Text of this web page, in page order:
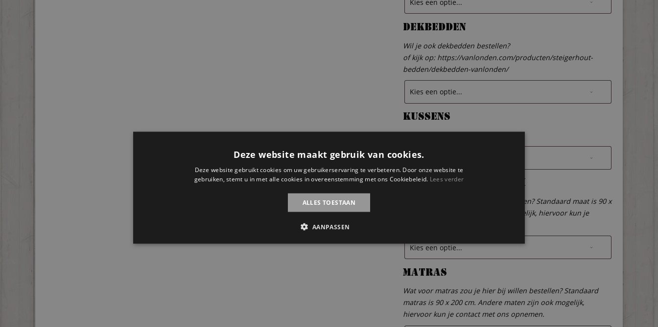
Dekbedden
Wil je ook dekbedden bestellen?
of kijk op: https://vanlonden.com/producten/steigerhout-
bedden/dekbedden-vanlonden/
Kussens
Wil je ook kussens bestellen?
Houten lattenbodem
Wil je er een lattenbodem bij bestellen? Standaard maat is 90 x
200 cm. Andere maten zijn ook mogelijk, hiervoor kun je
Matras
Wat voor matras zou je hier bij willen bestellen? Standaard
matras is 90 x 200 cm. Andere maten zijn ook mogelijk,
hiervoor kun je contact met ons opnemen.
Deze website maakt gebruik van cookies.
Deze website gebruikt cookies om uw gebruikerservaring te verbeteren. Door onze website te
gebruiken, stemt u in met alle cookies in overeenstemming met ons Cookiebeleid. Lees verder
ALLES TOESTAAN
AANPASSEN